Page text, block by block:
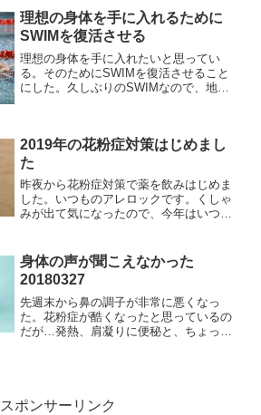
査より食事制限の方が...
理想の身体を手に入れるために
SWIMを復活させる
理想の身体を手に入れたいと思ってい
る。そのためにSWIMを復活させること
にした。久しぶりのSWIMなので、地元
ンにチャレンジしていた...
2019年の花粉症対策はじめまし
た
昨夜から花粉症対策で薬を飲みはじめま
した。いつものアレロックです。くしゃ
みが出て気になったので、今年はいつも
と。ですので、僕は1月の中旬ごろには薬
を飲み始めています。日...
身体の声が聞こえなかった
20180327
先週末から鼻の調子が非常に悪くなっ
た。花粉症が酷くなったと思っているの
だが…発熱、肩凝りに便秘と、ちょっと
スポンサーリンク